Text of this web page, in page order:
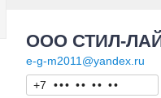
ООО СТИЛ-
e-g-m2011@yandex.ru
+7
••• •• •• ••